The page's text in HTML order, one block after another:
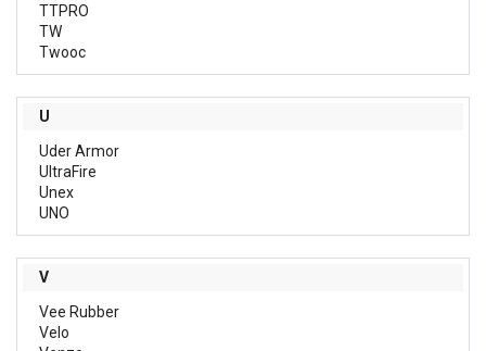
TTPRO
TW
Twooc
U
Uder Armor
UltraFire
Unex
UNO
V
Vee Rubber
Velo